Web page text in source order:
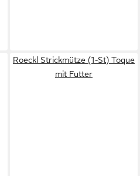
Roeckl Strickmütze (1-St) Toque
mit Futter